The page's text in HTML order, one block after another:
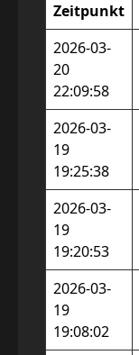
Zeitpunkt
2026-03-
20
22:09:58
2026-03-
19
19:25:38
2026-03-
19
19:20:53
2026-03-
19
19:08:02